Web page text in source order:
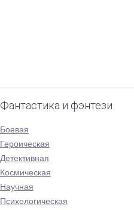
Фантастика и фэнтези
Боевая
Героическая
Детективная
Космическая
Научная
Психологическая